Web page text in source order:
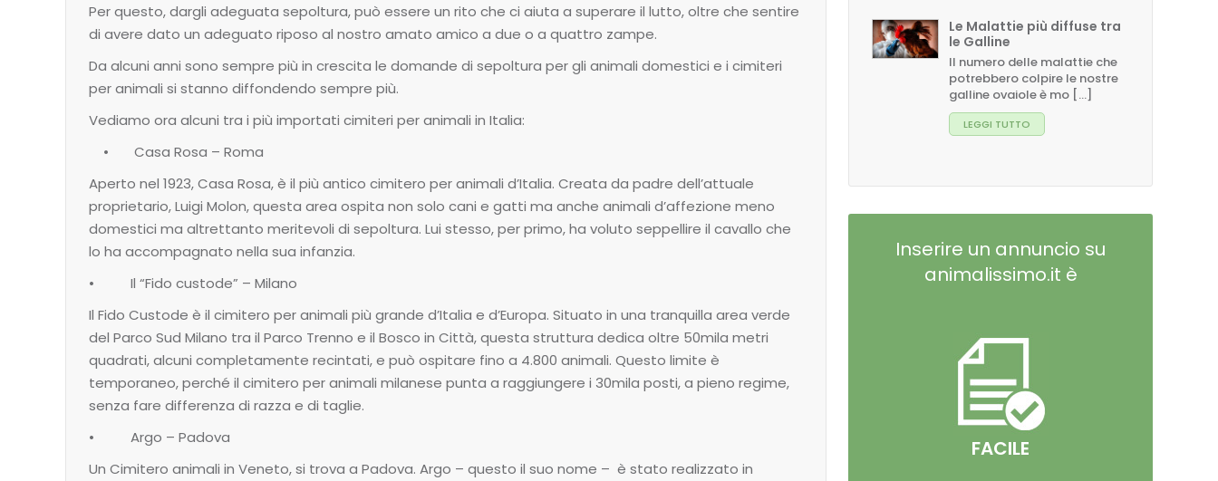
Per questo, dargli adeguata sepoltura, può essere un rito che ci aiuta a superare il lutto, oltre che sentire
di avere dato un adeguato riposo al nostro amato amico a due o a quattro zampe.
Da alcuni anni sono sempre più in crescita le domande di sepoltura per gli animali domestici e i cimiteri
per animali si stanno diffondendo sempre più.
Vediamo ora alcuni tra i più importati cimiteri per animali in Italia:
• Casa Rosa – Roma
Aperto nel 1923, Casa Rosa, è il più antico cimitero per animali d’Italia. Creata da padre dell’attuale
proprietario, Luigi Molon, questa area ospita non solo cani e gatti ma anche animali d’affezione meno
domestici ma altrettanto meritevoli di sepoltura. Lui stesso, per primo, ha voluto seppellire il cavallo che
lo ha accompagnato nella sua infanzia.
• Il “Fido custode” – Milano
Il Fido Custode è il cimitero per animali più grande d’Italia e d’Europa. Situato in una tranquilla area verde
del Parco Sud Milano tra il Parco Trenno e il Bosco in Città, questa struttura dedica oltre 50mila metri
quadrati, alcuni completamente recintati, e può ospitare fino a 4.800 animali. Questo limite è
temporaneo, perché il cimitero per animali milanese punta a raggiungere i 30mila posti, a pieno regime,
senza fare differenza di razza e di taglie.
• Argo – Padova
Un Cimitero animali in Veneto, si trova a Padova. Argo – questo il suo nome – è stato realizzato in
Le Malattie più diffuse tra
le Galline
Il numero delle malattie che
potrebbero colpire le nostre
galline ovaiole è mo [...]
LEGGI TUTTO
Inserire un annuncio su
animalissimo.it è
FACILE